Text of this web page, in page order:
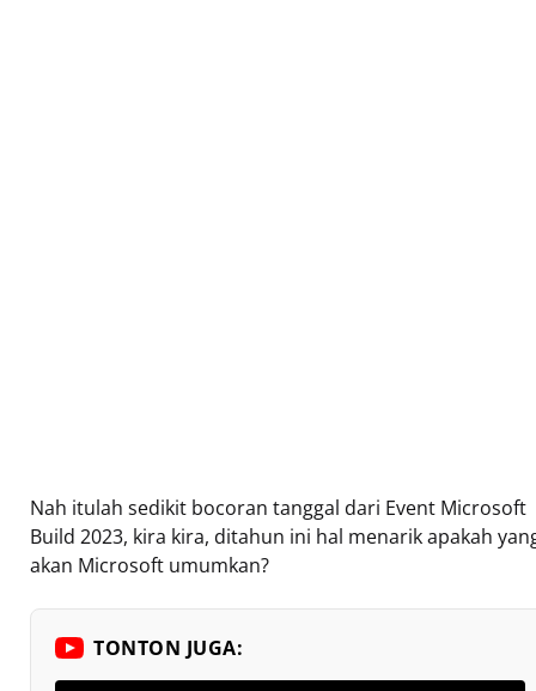
Nah itulah sedikit bocoran tanggal dari Event Microsoft
Build 2023, kira kira, ditahun ini hal menarik apakah
akan Microsoft umumkan?
TONTON JUGA: